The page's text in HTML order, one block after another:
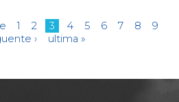
1 2 3 4 5 6 7 8
9
› ultima »